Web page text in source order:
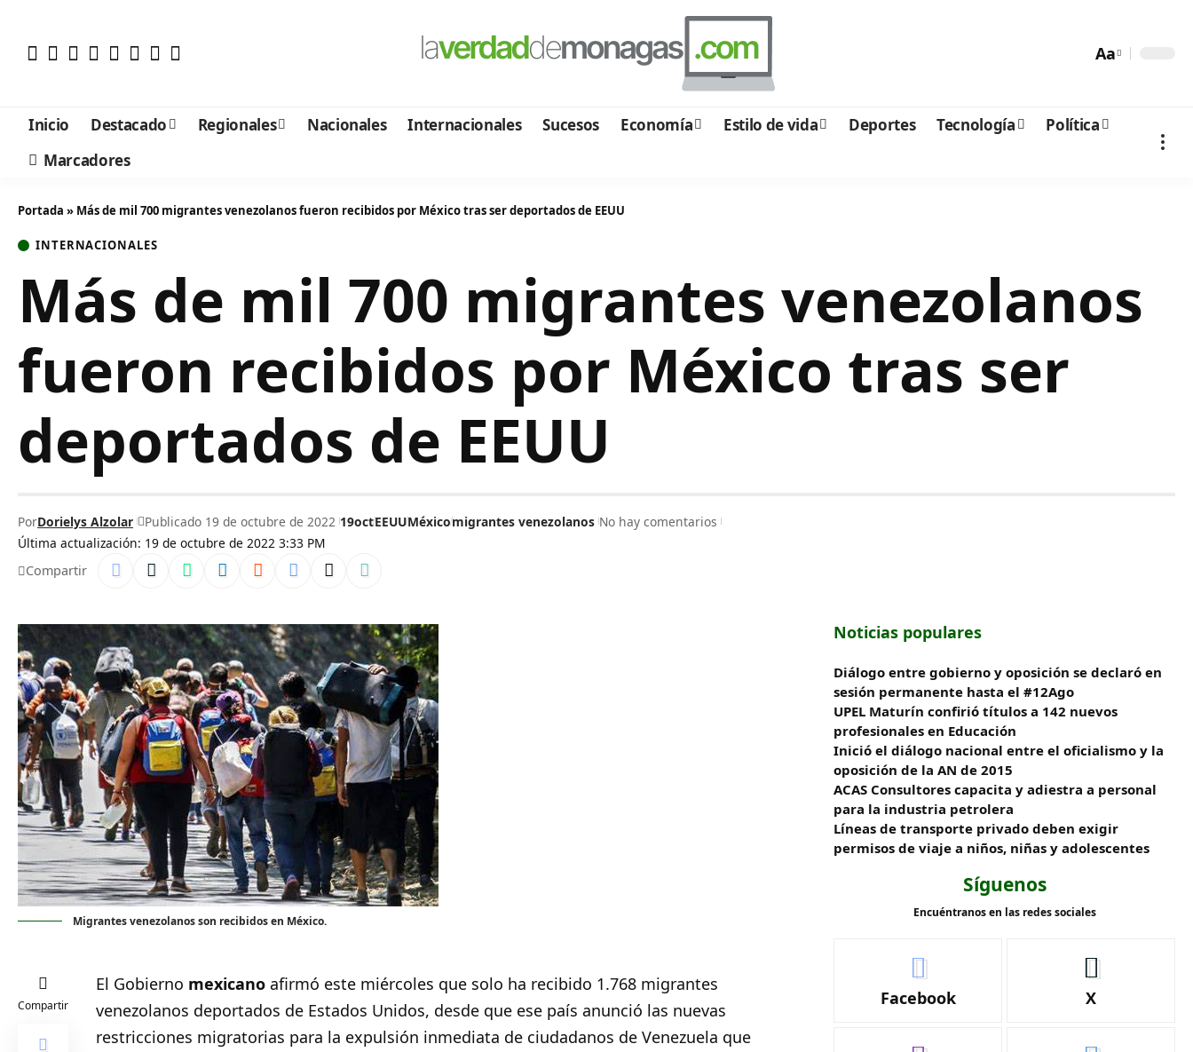
Aa
Inicio Destacado Regionales Nacionales Internacionales Sucesos Economía Estilo de vida Deportes Tecnología
Política
Marcadores
Portada » Más de mil 700 migrantes venezolanos fueron recibidos por México tras ser deportados de EEUU
INTERNACIONALES
Más de mil 700 migrantes venezolanos
fueron recibidos por México tras ser
deportados de EEUU
Última actualización: 19 de octubre de 2022 3:33 PM
PorDorielys Alzolar Publicado 19 de octubre de 2022 19octEEUUMéxicomigrantes venezolanos No hay comentarios
Compartir
Migrantes venezolanos son recibidos en México.
Compartir
El Gobierno mexicanoafirmó este miércoles que solo ha recibido 1.768 migrantes
venezolanos deportados de Estados Unidos, desde que ese país anunció las nuevas
restricciones migratorias para la expulsión inmediata de ciudadanos de Venezuela que
Noticias populares
Diálogo entre gobierno y oposición se declaró en
sesión permanente hasta el #12Ago
UPEL Maturín confirió títulos a 142 nuevos
profesionales en Educación
Inició el diálogo nacional entre el oficialismo y la
oposición de la AN de 2015
ACAS Consultores capacita y adiestra a personal
para la industria petrolera
Líneas de transporte privado deben exigir
permisos de viaje a niños, niñas y adolescentes
Síguenos
Encuéntranos en las redes sociales
Facebook X